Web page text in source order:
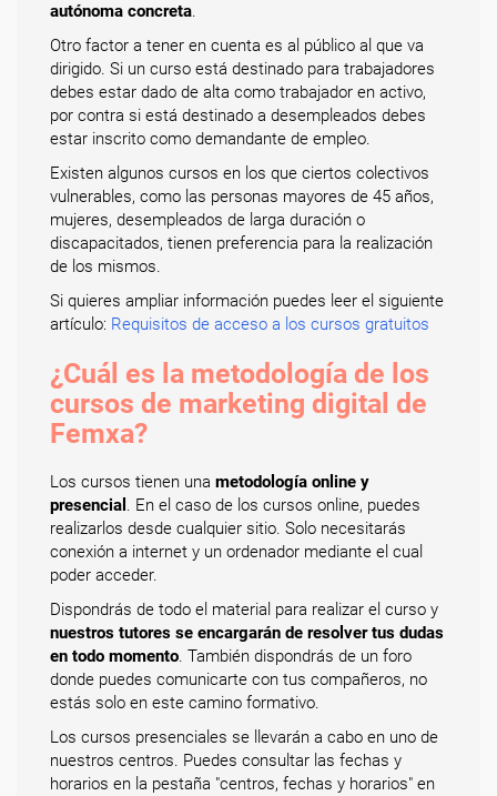
autónoma concreta.
Otro factor a tener en cuenta es al público al que va
dirigido. Si un curso está destinado para trabajadores
debes estar dado de alta como trabajador en activo,
por contra si está destinado a desempleados debes
estar inscrito como demandante de empleo.
Existen algunos cursos en los que ciertos colectivos
vulnerables, como las personas mayores de 45 años,
mujeres, desempleados de larga duración o
discapacitados, tienen preferencia para la realización
de los mismos.
Si quieres ampliar información puedes leer el siguiente
artículo: Requisitos de acceso a los cursos gratuitos
¿Cuál es la metodología de los
cursos de marketing digital de
Femxa?
Los cursos tienen una metodología online y
presencial . En el caso de los cursos online, puedes
realizarlos desde cualquier sitio. Solo necesitarás
conexión a internet y un ordenador mediante el cual
poder acceder.
Dispondrás de todo el material para realizar el curso y
nuestros tutores se encargarán de resolver tus dudas
en todo momento. También dispondrás de un foro
donde puedes comunicarte con tus compañeros, no
estás solo en este camino formativo.
Los cursos presenciales se llevarán a cabo en uno de
nuestros centros. Puedes consultar las fechas y
horarios en la pestaña "centros, fechas y horarios" en